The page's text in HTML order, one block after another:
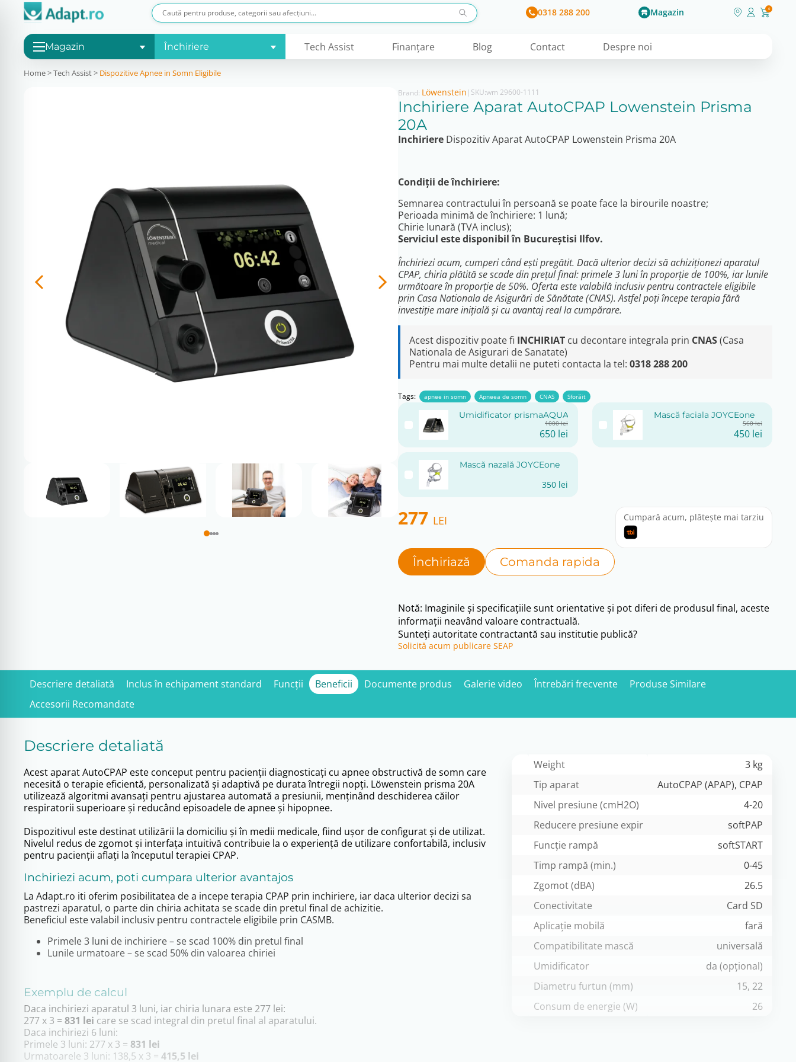
0318 288 200 Magazin 0
Magazin Închiriere Tech Assist Finanţare Blog Contact Despre noi
Home>Tech Assist> Dispozitive Apnee in Somn Eligibile
Brand: Löwenstein | SKU:wm 29600-1111
Inchiriere Aparat AutoCPAP Lowenstein Prisma
20A
Inchiriere Dispozitiv Aparat AutoCPAP Lowenstein Prisma 20A
Condiții de închiriere:
Semnarea contractului în persoană se poate face la birourile noastre;
Perioada minimă de închiriere: 1 lună;
Chirie lunară (TVA inclus);
Serviciul este disponibil în Bucureștisi Ilfov.
Închiriezi acum, cumperi când ești pregătit. Dacă ulterior decizi să achiziționezi aparatul
CPAP, chiria plătită se scade din prețul final: primele 3 luni în proporție de 100%, iar lunile
următoare în proporție de 50%. Oferta este valabilă inclusiv pentru contractele eligibile
prin Casa Nationala de Asigurări de Sănătate (CNAS). Astfel poți începe terapia fără
investiție mare inițială și cu avantaj real la cumpărare.
Acest dispozitiv poate fi INCHIRIAT cu decontare integrala prin CNAS(Casa
Nationala de Asigurari de Sanatate)
Pentru mai multe detalii ne puteti contacta la tel: 0318 288 200
Tags: apnee in somn Apneea de somn CNAS Sforăit
Umidificator prismaAQUA
1000leiOriginal
price
was:
650 lei
Current
price
is:
Mască faciala JOYCEone
560leiOriginal
price
was:
450 lei
Current
price
is:
Mască nazală JOYCEone
350 lei
277 LEI Cumpară acum, plătește mai tarziu
Închiriază Comanda rapida
Notă: Imaginile și specificațiile sunt orientative și pot diferi de produsul final, aceste
informații neavând valoare contractuală.
Sunteți autoritate contractantă sau institutie publică?
Solicită acum publicare SEAP
Descriere detaliată Inclus în echipament standard Funcții Beneficii Documente produs Galerie video Întrebări frecvente
Produse Similare
Accesorii Recomandate
Descriere detaliată
Weight
3 kg
Tip aparat
AutoCPAP (APAP), CPAP
Nivel presiune (cmH2O)
4-20
Reducere presiune expir
softPAP
Funcție rampă
softSTART
Timp rampă (min.)
0-45
Zgomot (dBA)
26.5
Conectivitate
Card SD
Aplicație mobilă
fară
Compatibilitate mască
universală
Umidificator
da (opțional)
Diametru furtun (mm)
15, 22
Consum de energie (W)
26
Acest aparat AutoCPAP este conceput pentru pacienții diagnosticați cu apnee obstructivă de somn care
necesită o terapie eficientă, personalizată și adaptivă pe durata întregii nopți. Löwenstein prisma 20A
utilizează algoritmi avansați pentru ajustarea automată a presiunii, menținând deschiderea căilor
respiratorii superioare și reducând episoadele de apnee și hipopnee.
Dispozitivul este destinat utilizării la domiciliu și în medii medicale, fiind ușor de configurat și de utilizat.
Nivelul redus de zgomot și interfața intuitivă contribuie la o experiență de utilizare confortabilă, inclusiv
pentru pacienții aflați la începutul terapiei CPAP.
Inchiriezi acum, poti cumpara ulterior avantajos
La Adapt.ro iti oferim posibilitatea de a incepe terapia CPAP prin inchiriere, iar daca ulterior decizi sa
pastrezi aparatul, o parte din chiria achitata se scade din pretul final de achizitie.
Beneficiul este valabil inclusiv pentru contractele eligibile prin CASMB.
Primele 3 luni de inchiriere – se scad 100% din pretul final
Lunile urmatoare – se scad 50% din valoarea chiriei
Exemplu de calcul
Daca inchiriezi aparatul 3 luni, iar chiria lunara este 277 lei:
277 x 3 = 831 lei care se scad integral din pretul final al aparatului.
Daca inchiriezi 6 luni:
Primele 3 luni: 277 x 3 = 831 lei
Urmatoarele 3 luni: 138,5 x 3 = 415,5 lei